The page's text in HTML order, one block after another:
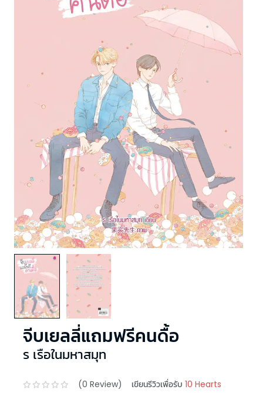
จีบเยลลี่แถมฟรีคนดื้อ
ร เรือในมหาสมุท
(0 Review) เขียนรีวิวเพื่อรับ 10 Hearts